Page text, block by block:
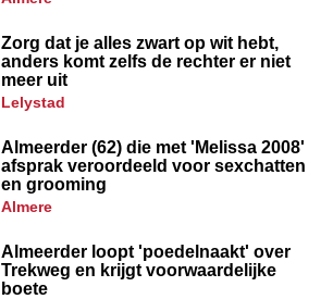
Zorg dat je alles zwart op wit hebt,
anders komt zelfs de rechter er niet
meer uit
lelystad
Almeerder (62) die met 'Melissa 2008'
afsprak veroordeeld voor sexchatten
en grooming
almere
Almeerder loopt 'poedelnaakt' over
Trekweg en krijgt voorwaardelijke
boete